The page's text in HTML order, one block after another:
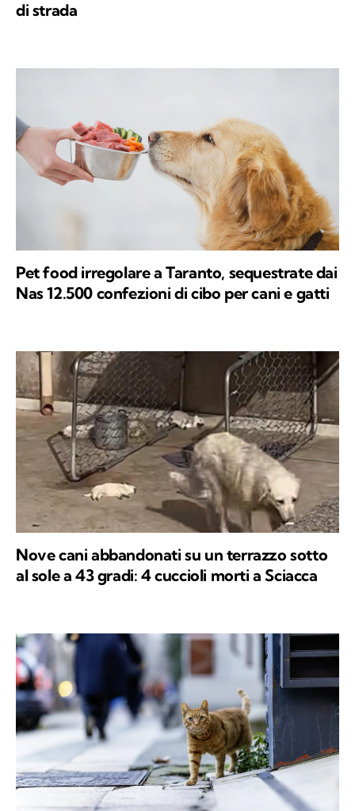
di strada
Pet food irregolare a Taranto, sequestrate dai
Nas 12.500 confezioni di cibo per cani e gatti
Nove cani abbandonati su un terrazzo sotto
al sole a 43 gradi: 4 cuccioli morti a Sciacca